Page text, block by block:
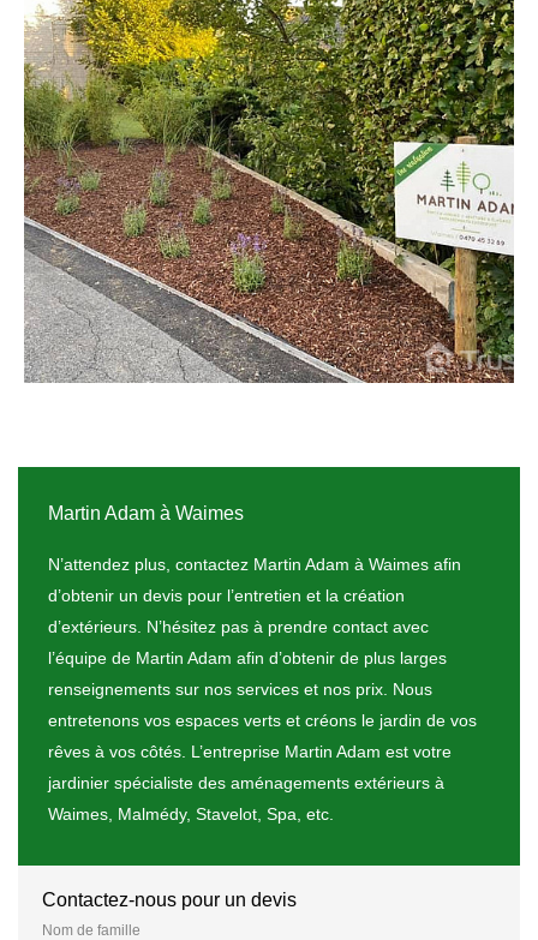
Martin Adam à Waimes
N’attendez plus, contactez Martin Adam à Waimes afin
d’obtenir un devis pour l’entretien et la création
d’extérieurs. N’hésitez pas à prendre contact avec
l’équipe de Martin Adam afin d’obtenir de plus larges
renseignements sur nos services et nos prix. Nous
entretenons vos espaces verts et créons le jardin de vos
rêves à vos côtés. L’entreprise Martin Adam est votre
jardinier spécialiste des aménagements extérieurs à
Waimes, Malmédy, Stavelot, Spa, etc.
Contactez-nous pour un devis
Nom de famille